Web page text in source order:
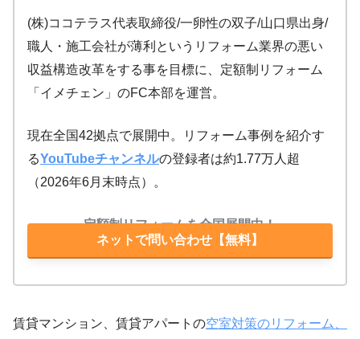
(株)ココテラス代表取締役/一卵性の双子/山口県出身/
職人・施工会社が薄利というリフォーム業界の悪い
収益構造改革をする事を目標に、定額制リフォーム
「イメチェン」のFC本部を運営。
現在全国42拠点で展開中。リフォーム事例を紹介す
るYouTubeチャンネルの登録者は約1.77万人超
（2026年6月末時点）。
定額制リフォームを全国展開中！
ネットで問い合わせ【無料】
賃貸マンション、賃貸アパートの空室対策のリフォーム、